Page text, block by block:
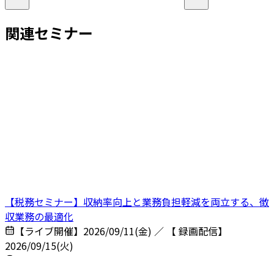
関連セミナー
【税務セミナー】収納率向上と業務負担軽減を両立する、徴
収業務の最適化
【ライブ開催】2026/09/11(金) ／ 【 録画配信】
2026/09/15(火)